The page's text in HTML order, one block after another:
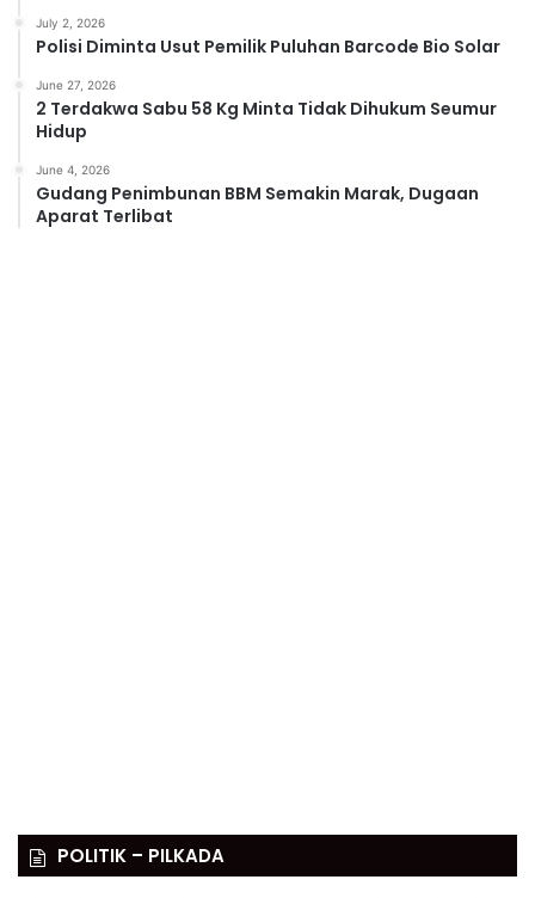
July 2, 2026
Polisi Diminta Usut Pemilik Puluhan Barcode Bio Solar
June 27, 2026
2 Terdakwa Sabu 58 Kg Minta Tidak Dihukum Seumur
Hidup
June 4, 2026
Gudang Penimbunan BBM Semakin Marak, Dugaan
Aparat Terlibat
POLITIK – PILKADA